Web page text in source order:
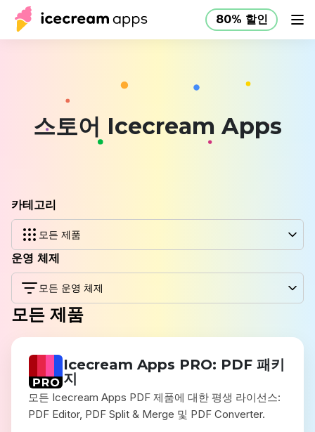
80% 할인
제품 도움말 센터 80% 할인 KO
스토어 Icecream Apps
카테고리
모든 제품
운영 체제
모든 운영 체제
모든 제품
Icecream Apps PRO: PDF 패키
지
모든 Icecream Apps PDF 제품에 대한 평생 라이선스:
PDF Editor, PDF Split & Merge 및 PDF Converter.